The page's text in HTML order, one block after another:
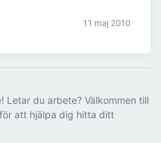
11 maj 2010
Letar du arbete? Välkommen till
att hjälpa dig hitta ditt